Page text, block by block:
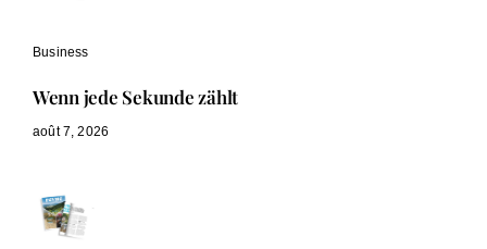
Business
Wenn jede Sekunde zählt
août 7, 2026